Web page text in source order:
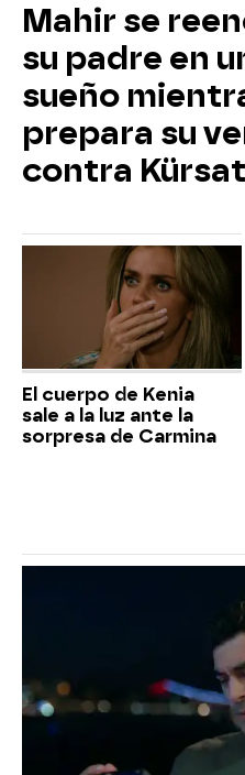
Mahir se
su padre en
sueño
prepara su
contra Kürsat
El cuerpo de Kenia
sale a la luz ante la
sorpresa de Carmina